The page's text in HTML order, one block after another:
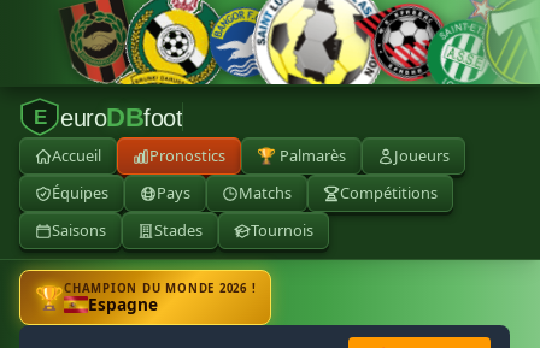
E euroDBfoot
Accueil Pronostics 🏆 Palmarès
Joueurs
Équipes
Pays Matchs
Compétitions
Saisons
Stades Tournois
🏆CHAMPION DU MONDE 2026 !
Espagne